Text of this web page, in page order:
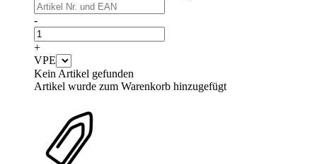
-
+
VPE
Kein Artikel gefunden
Artikel wurde zum Warenkorb hinzugefügt